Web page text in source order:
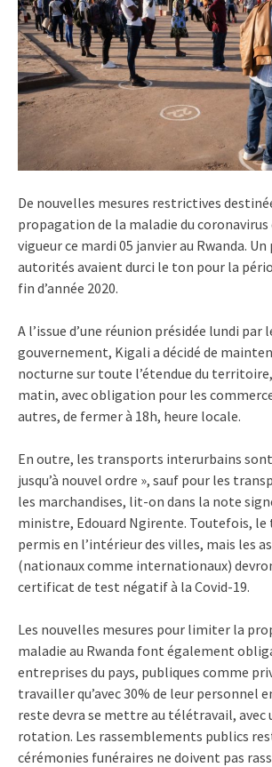
De nouvelles mesures restrictives
propagation de la maladie du
vigueur ce mardi 05 janvier au Rwanda.
autorités avaient durci le ton pour la
fin d’année 2020.
A l’issue d’une réunion présidée lundi par
gouvernement, Kigali a décidé de
nocturne sur toute l’étendue du territoire,
matin, avec obligation pour les
autres, de fermer à 18h, heure locale.
En outre, les transports interurbains
jusqu’à nouvel ordre », sauf pour les
les marchandises, lit-on dans la note
ministre, Edouard Ngirente. Toutefois,
permis en l’intérieur des villes, mais les
(nationaux comme internationaux)
certificat de test négatif à la Covid-19.
Les nouvelles mesures pour limiter la
maladie au Rwanda font également
entreprises du pays, publiques comme
travailler qu’avec 30% de leur personnel
reste devra se mettre au télétravail, avec
rotation. Les rassemblements publics
cérémonies funéraires ne doivent pas